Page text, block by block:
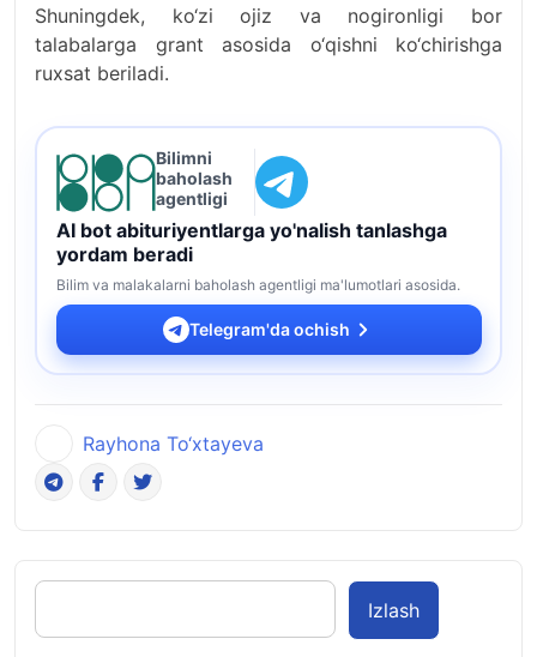
Shuningdek, ko‘zi ojiz va nogironligi bor
talabalarga grant asosida o‘qishni ko‘chirishga
ruxsat beriladi.
Bilimni
baholash
agentligi
AI bot abituriyentlarga yo'nalish tanlashga
yordam beradi
Bilim va malakalarni baholash agentligi ma'lumotlari asosida.
Telegram'da ochish
Rayhona To‘xtayeva
Izlash